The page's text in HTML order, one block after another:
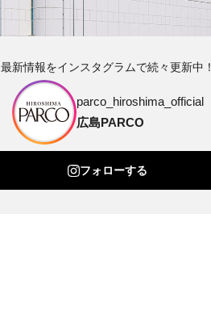
最新情報をインスタグラムで続々更新中！
parco_hiroshima_official
広島PARCO
フォローする